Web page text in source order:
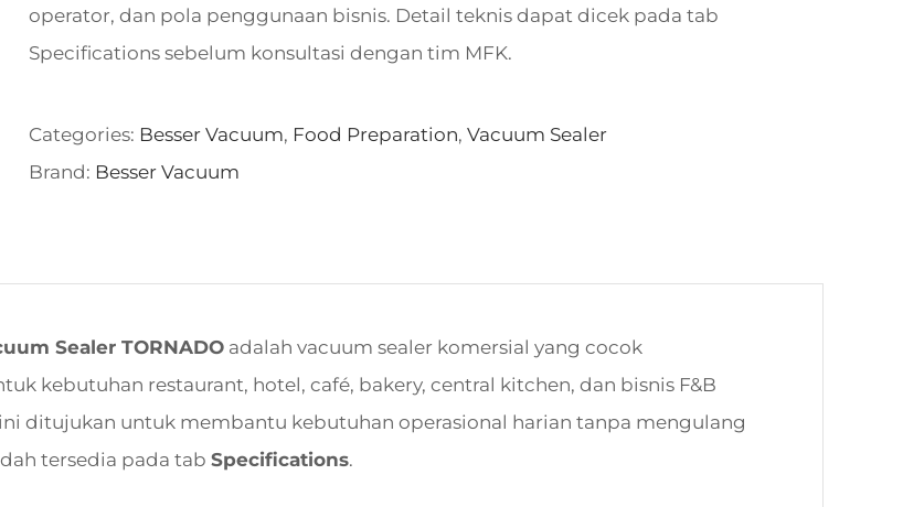
operator, dan pola penggunaan bisnis. Detail teknis dapat dicek pada tab
Specifications sebelum konsultasi dengan tim MFK.
Categories: Besser Vacuum, Food Preparation, Vacuum Sealer
Brand: Besser Vacuum
Sealer TORNADO adalah vacuum sealer komersial yang cocok
kebutuhan restaurant, hotel, café, bakery, central kitchen, dan bisnis F&B
ditujukan untuk membantu kebutuhan operasional harian tanpa mengulang
tersedia pada tab Specifications.